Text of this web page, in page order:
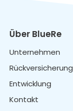
Über BlueRe
Unternehmen
Rückversicherung
Entwicklung
Kontakt